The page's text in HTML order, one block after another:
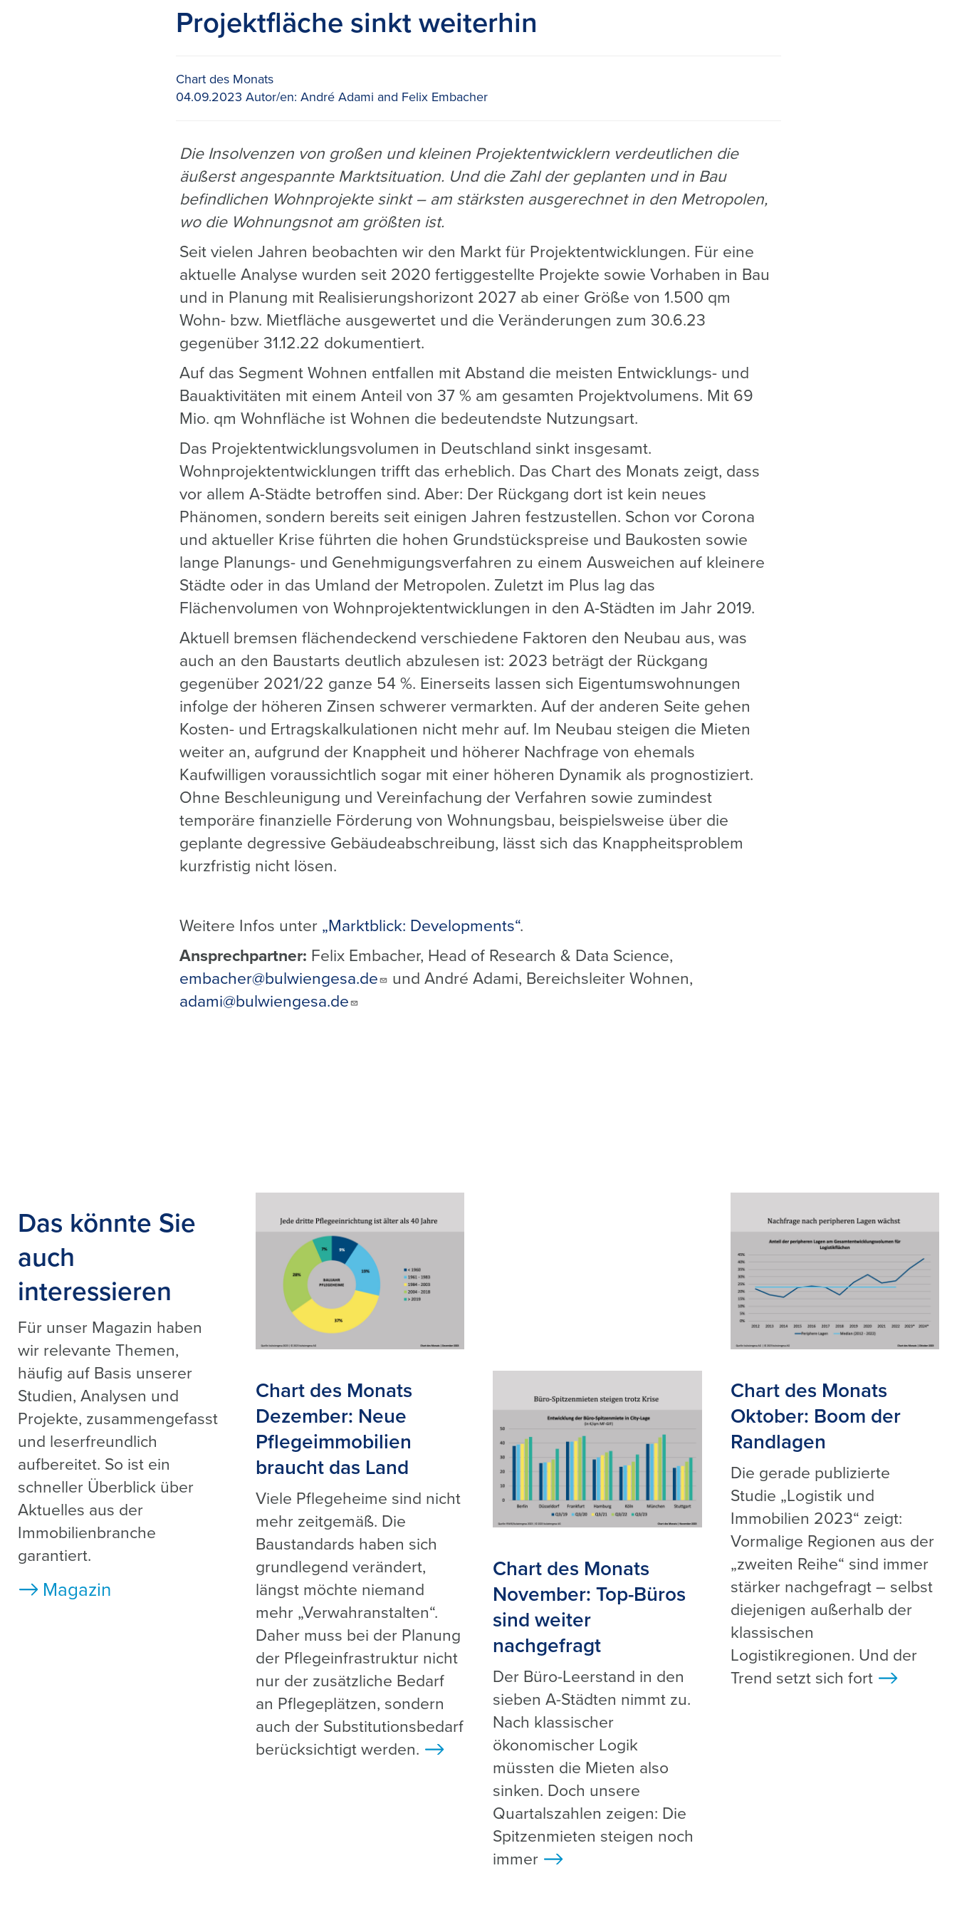
Projektfläche sinkt weiterhin
Chart des Monats
04.09.2023Autor/en: André Adami and Felix Embacher
Die Insolvenzen von großen und kleinen Projektentwicklern verdeutlichen die
äußerst angespannte Marktsituation. Und die Zahl der geplanten und in Bau
befindlichen Wohnprojekte sinkt – am stärksten ausgerechnet in den Metropolen,
wo die Wohnungsnot am größten ist.
Seit vielen Jahren beobachten wir den Markt für Projektentwicklungen. Für eine
aktuelle Analyse wurden seit 2020 fertiggestellte Projekte sowie Vorhaben in Bau
und in Planung mit Realisierungshorizont 2027 ab einer Größe von 1.500 qm
Wohn- bzw. Mietfläche ausgewertet und die Veränderungen zum 30.6.23
gegenüber 31.12.22 dokumentiert.
Auf das Segment Wohnen entfallen mit Abstand die meisten Entwicklungs- und
Bauaktivitäten mit einem Anteil von 37 % am gesamten Projektvolumens. Mit 69
Mio. qm Wohnfläche ist Wohnen die bedeutendste Nutzungsart.
Das Projektentwicklungsvolumen in Deutschland sinkt insgesamt.
Wohnprojektentwicklungen trifft das erheblich. Das Chart des Monats zeigt, dass
vor allem A-Städte betroffen sind. Aber: Der Rückgang dort ist kein neues
Phänomen, sondern bereits seit einigen Jahren festzustellen. Schon vor Corona
und aktueller Krise führten die hohen Grundstückspreise und Baukosten sowie
lange Planungs- und Genehmigungsverfahren zu einem Ausweichen auf kleinere
Städte oder in das Umland der Metropolen. Zuletzt im Plus lag das
Flächenvolumen von Wohnprojektentwicklungen in den A-Städten im Jahr 2019.
Aktuell bremsen flächendeckend verschiedene Faktoren den Neubau aus, was
auch an den Baustarts deutlich abzulesen ist: 2023 beträgt der Rückgang
gegenüber 2021/22 ganze 54 %. Einerseits lassen sich Eigentumswohnungen
infolge der höheren Zinsen schwerer vermarkten. Auf der anderen Seite gehen
Kosten- und Ertragskalkulationen nicht mehr auf. Im Neubau steigen die Mieten
weiter an, aufgrund der Knappheit und höherer Nachfrage von ehemals
Kaufwilligen voraussichtlich sogar mit einer höheren Dynamik als prognostiziert.
Ohne Beschleunigung und Vereinfachung der Verfahren sowie zumindest
temporäre finanzielle Förderung von Wohnungsbau, beispielsweise über die
geplante degressive Gebäudeabschreibung, lässt sich das Knappheitsproblem
kurzfristig nicht lösen.
Weitere Infos unter „Marktblick: Developments“.
Ansprechpartner: Felix Embacher, Head of Research & Data Science,
embacher@bulwiengesa.de
und André Adami, Bereichsleiter Wohnen,
adami@bulwiengesa.de
Das könnte Sie
auch
interessieren
Für unser Magazin haben
wir relevante Themen,
häufig auf Basis unserer
Studien, Analysen und
Projekte, zusammengefasst
und leserfreundlich
aufbereitet. So ist ein
schneller Überblick über
Aktuelles aus der
Immobilienbranche
garantiert.
Magazin
Chart des Monats
Dezember: Neue
Pflegeimmobilien
braucht das Land
Viele Pflegeheime sind nicht
mehr zeitgemäß. Die
Baustandards haben sich
grundlegend verändert,
längst möchte niemand
mehr „Verwahranstalten“.
Daher muss bei der Planung
der Pflegeinfrastruktur nicht
nur der zusätzliche Bedarf
an Pflegeplätzen, sondern
auch der Substitutionsbedarf
berücksichtigt werden.
Chart des Monats
November: Top-Büros
sind weiter
nachgefragt
Der Büro-Leerstand in den
sieben A-Städten nimmt zu.
Nach klassischer
ökonomischer Logik
müssten die Mieten also
sinken. Doch unsere
Quartalszahlen zeigen: Die
Spitzenmieten steigen noch
immer
Chart des Monats
Oktober: Boom der
Randlagen
Die gerade publizierte
Studie „Logistik und
Immobilien 2023“ zeigt:
Vormalige Regionen aus der
„zweiten Reihe“ sind immer
stärker nachgefragt – selbst
diejenigen außerhalb der
klassischen
Logistikregionen. Und der
Trend setzt sich fort